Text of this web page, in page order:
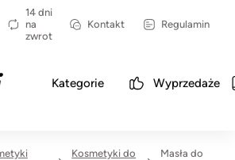
14 dni
na
zwrot
Kontakt Regulamin
Kategorie Wyprzedaże
Kosmetyki do
Masła do